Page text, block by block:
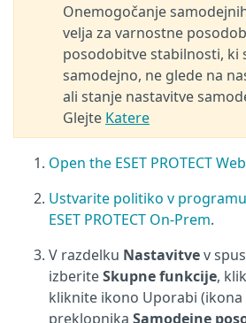
Onemogočanje
velja za varnostne
posodobitve stabilnosti, ki
samodejno, ne glede na
ali stanje nastavitve
Glejte Katere
Open the ESET PROTECT
Ustvarite politiko v programu
ESET PROTECT On-Prem.
V razdelku Nastavitvev
izberiteSkupne funkcije,
kliknite ikono Uporabi (ikona
preklopnika Samodejne